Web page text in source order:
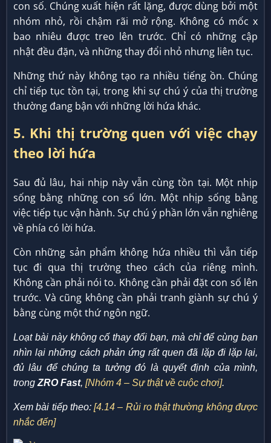
con số. Chúng xuất hiện rất lặng, được dùng bởi một
nhóm nhỏ, rồi chậm rãi mở rộng. Không có mốc x
bao nhiêu được treo lên trước. Chỉ có những cập
nhật đều đặn, và những thay đổi nhỏ nhưng liên tục.
Những thứ này không tạo ra nhiều tiếng ồn. Chúng
chỉ tiếp tục tồn tại, trong khi sự chú ý của thị trường
thường đang bận với những lời hứa khác.
5. Khi thị trường quen với việc chạy
theo lời hứa
Sau đủ lâu, hai nhịp này vẫn cùng tồn tại. Một nhịp
sống bằng những con số lớn. Một nhịp sống bằng
việc tiếp tục vận hành. Sự chú ý phần lớn vẫn nghiêng
về phía có lời hứa.
Còn những sản phẩm không hứa nhiều thì vẫn tiếp
tục đi qua thị trường theo cách của riêng mình.
Không cần phải nói to. Không cần phải đặt con số lên
trước. Và cũng không cần phải tranh giành sự chú ý
bằng cùng một thứ ngôn ngữ.
Loạt bài này không cố thay đổi bạn, mà chỉ để cùng bạn
nhìn lại những cách phản ứng rất quen đã lặp đi lặp lại,
đủ lâu để chúng ta tưởng đó là quyết định của mình,
trong ZRO Fast, [Nhóm 4 – Sự thật về cuộc chơi].
Xem bài tiếp theo:[4.14 – Rủi ro thật thường không được
nhắc đến]